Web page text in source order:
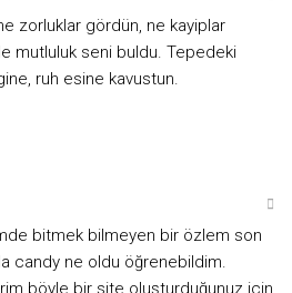
zorluklar gördün, ne kayiplar
mutluluk seni buldu. Tepedeki
ruh esine kavustun.
bitmek bilmeyen bir özlem son
candy ne oldu öğrenebildim.
böyle bir site oluşturduğunuz icin